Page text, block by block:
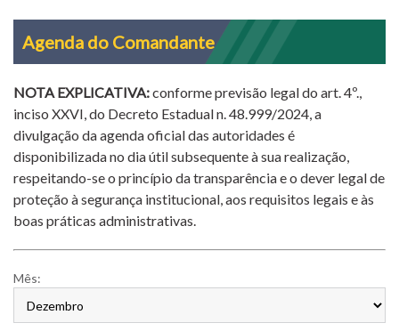
Agenda do Comandante
NOTA EXPLICATIVA:conforme previsão legal do art. 4º.,
inciso XXVI, do Decreto Estadual n. 48.999/2024, a
divulgação da agenda oficial das autoridades é
disponibilizada no dia útil subsequente à sua realização,
respeitando-se o princípio da transparência e o dever legal de
proteção à segurança institucional, aos requisitos legais e às
boas práticas administrativas.
Mês: